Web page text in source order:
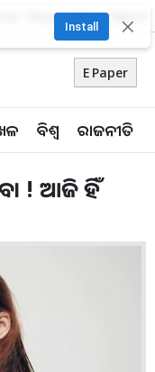
Privacy Policy
E Paper
ବିଶ୍ବ ରାଜନୀତି
Install ✕
! ଆଜି ହିଁ